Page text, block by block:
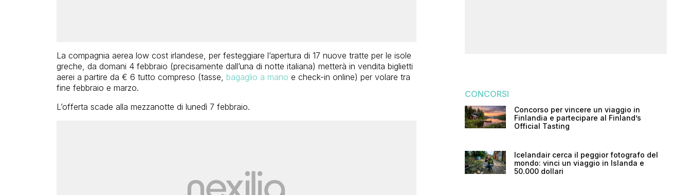
La compagnia aerea low cost irlandese, per festeggiare l’apertura di 17 nuove tratte per le isole
greche, da domani 4 febbraio (precisamente dall’una di notte italiana) metterà in vendita biglietti
aerei a partire da € 6 tutto compreso (tasse, bagaglio a mano e check-in online) per volare tra
fine febbraio e marzo.
L’offerta scade alla mezzanotte di lunedì 7 febbraio.
CONCORSI
Concorso per vincere un viaggio in
Finlandia e partecipare al Finland’s
Official Tasting
Icelandair cerca il peggior fotografo del
mondo: vinci un viaggio in Islanda e
50.000 dollari